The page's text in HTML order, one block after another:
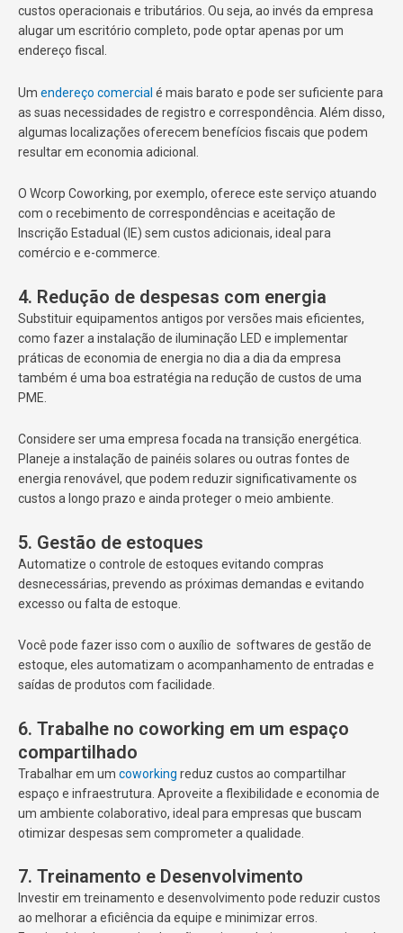
custos operacionais e tributários. Ou seja, ao invés da empresa
alugar um escritório completo, pode optar apenas por um
endereço fiscal.
Um endereço comercial é mais barato e pode ser suficiente para
as suas necessidades de registro e correspondência. Além disso,
algumas localizações oferecem benefícios fiscais que podem
resultar em economia adicional.
O Wcorp Coworking, por exemplo, oferece este serviço atuando
com o recebimento de correspondências e aceitação de
Inscrição Estadual (IE) sem custos adicionais, ideal para
comércio e e-commerce.
4. Redução de despesas com energia
Substituir equipamentos antigos por versões mais eficientes,
como fazer a instalação de iluminação LED e implementar
práticas de economia de energia no dia a dia da empresa
também é uma boa estratégia na redução de custos de uma
PME.
Considere ser uma empresa focada na transição energética.
Planeje a instalação de painéis solares ou outras fontes de
energia renovável, que podem reduzir significativamente os
custos a longo prazo e ainda proteger o meio ambiente.
5. Gestão de estoques
Automatize o controle de estoques evitando compras
desnecessárias, prevendo as próximas demandas e evitando
excesso ou falta de estoque.
Você pode fazer isso com o auxílio de softwares de gestão de
estoque, eles automatizam o acompanhamento de entradas e
saídas de produtos com facilidade.
6. Trabalhe no coworking em um espaço
compartilhado
Trabalhar em um coworking reduz custos ao compartilhar
espaço e infraestrutura. Aproveite a flexibilidade e economia de
um ambiente colaborativo, ideal para empresas que buscam
otimizar despesas sem comprometer a qualidade.
7. Treinamento e Desenvolvimento
Investir em treinamento e desenvolvimento pode reduzir custos
ao melhorar a eficiência da equipe e minimizar erros.